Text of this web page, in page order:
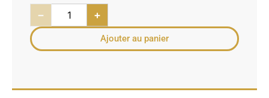
− +
Ajouter au panier